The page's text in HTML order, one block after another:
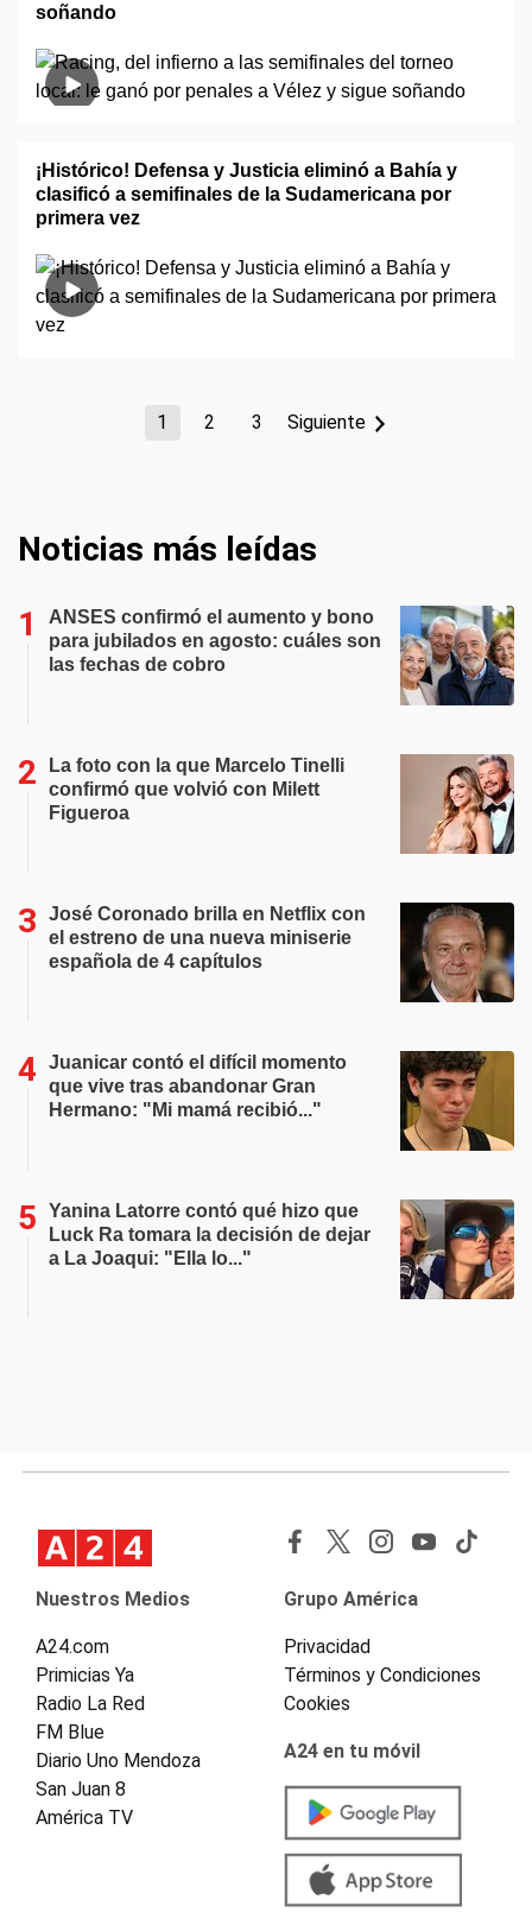
soñando
¡Histórico! Defensa y Justicia eliminó a Bahía y
clasificó a semifinales de la Sudamericana por
primera vez
1 2 3 Siguiente
Noticias más leídas
ANSES confirmó el aumento y bono
para jubilados en agosto: cuáles son
las fechas de cobro
La foto con la que Marcelo Tinelli
confirmó que volvió con Milett
Figueroa
José Coronado brilla en Netflix con
el estreno de una nueva miniserie
española de 4 capítulos
Juanicar contó el difícil momento
que vive tras abandonar Gran
Hermano: "Mi mamá recibió..."
Yanina Latorre contó qué hizo que
Luck Ra tomara la decisión de dejar
a La Joaqui: "Ella lo..."
Nuestros Medios
A24.com
Primicias Ya
Radio La Red
FM Blue
Diario Uno Mendoza
San Juan 8
América TV
Grupo América
Privacidad
Términos y Condiciones
Cookies
A24 en tu móvil